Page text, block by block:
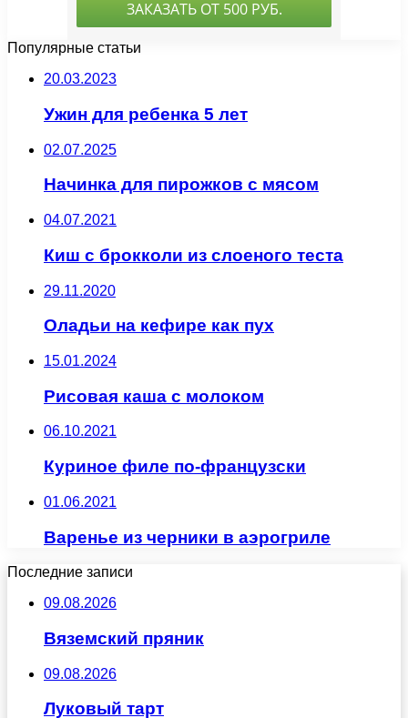
Популярные статьи
20.03.2023
Ужин для ребенка 5 лет
02.07.2025
Начинка для пирожков с мясом
04.07.2021
Киш с брокколи из слоеного теста
29.11.2020
Оладьи на кефире как пух
15.01.2024
Рисовая каша с молоком
06.10.2021
Куриное филе по-французски
01.06.2021
Варенье из черники в аэрогриле
Последние записи
09.08.2026
Вяземский пряник
09.08.2026
Луковый тарт